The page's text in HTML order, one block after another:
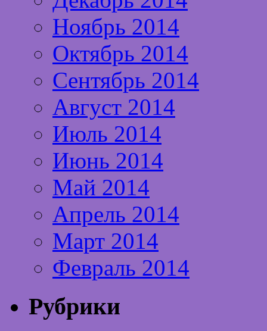
Ноябрь 2014
Октябрь 2014
Сентябрь 2014
Август 2014
Июль 2014
Июнь 2014
Май 2014
Апрель 2014
Март 2014
Февраль 2014
Рубрики